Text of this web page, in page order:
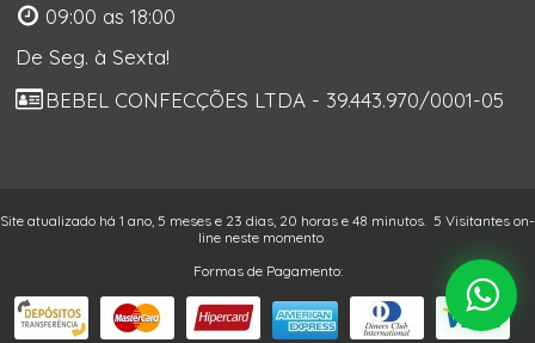
09:00 as 18:00
De Seg. à Sexta!
BEBEL CONFECÇÕES LTDA - 39.443.970/0001-05
Site atualizado há 1 ano, 5 meses e 23 dias, 20 horas e 48 minutos. 5 Visitantes on-
line neste momento
Formas de Pagamento: